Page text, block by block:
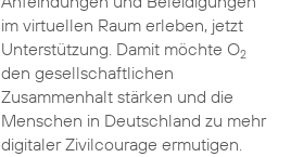
im virtuellen Raum erleben, jetzt
Unterstützung. Damit möchte O2
den gesellschaftlichen
Zusammenhalt stärken und die
Menschen in Deutschland zu mehr
digitaler Zivilcourage ermutigen.